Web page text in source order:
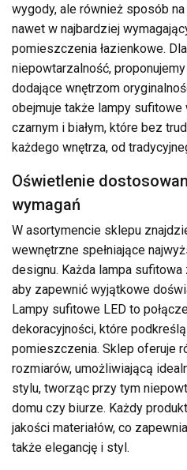
wygody, ale również sposób
nawet w najbardziej
pomieszczenia łazienkowe.
niepowtarzalność,
dodające wnętrzom
obejmuje także lampy
czarnym i białym, które bez
każdego wnętrza, od
Oświetlenie
wymagań
W asortymencie sklepu
wewnętrzne spełniające
designu. Każda lampa sufitowa
aby zapewnić wyjątkowe
Lampy sufitowe LED to
dekoracyjności, które
pomieszczenia. Sklep oferuje
rozmiarów, umożliwiającą
stylu, tworząc przy tym
domu czy biurze. Każdy
jakości materiałów, co
także elegancję i styl.